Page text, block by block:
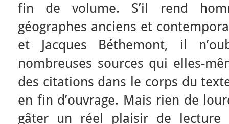
fin de volume. S’il rend
géographes anciens et
et Jacques Béthemont, il
nombreuses sources qui elles-
des citations dans le corps du
en fin d’ouvrage. Mais rien de
gâter un réel plaisir de lecture